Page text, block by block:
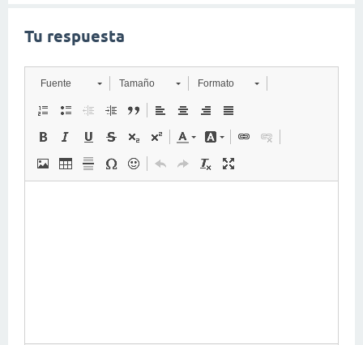
Tu respuesta
Fuente Tamaño Formato